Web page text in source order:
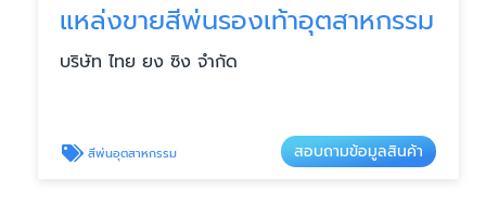
แหล่งขายสีพ่นรองเท้าอุตสาหกรรม
บริษัท ไทย ยง ซิง จำกัด
สีพ่นอุตสาหกรรม สอบถามข้อมูลสินค้า